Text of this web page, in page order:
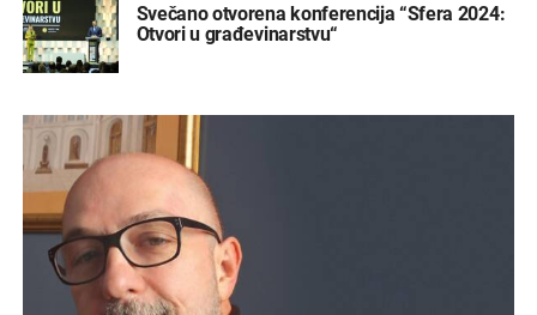
Svečano otvorena konferencija “Sfera 2024:
Otvori u građevinarstvu“